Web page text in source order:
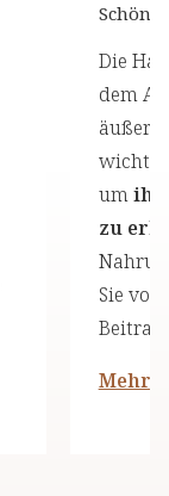
Die
dem
um
zu
Sie
Beitrag
Mehr